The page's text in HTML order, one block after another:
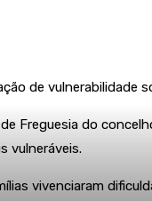
de vulnerabilidade
Freguesia do
vulneráveis.
vivenciaram